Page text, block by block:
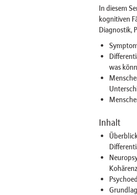
In diesem
kognitiven
Diagnostik,
was
Inhalt